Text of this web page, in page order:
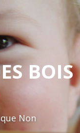
BOIS
Non